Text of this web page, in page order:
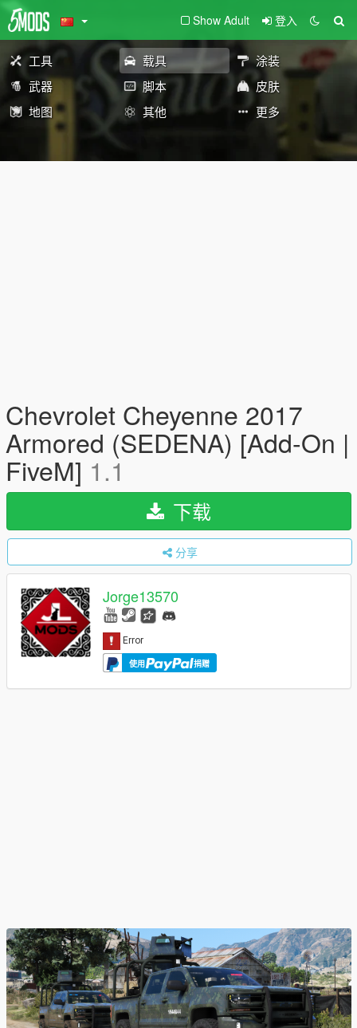
Show Adult 登入
工具 载具
涂装
武器
脚本
皮肤
地图
其他 更多
Chevrolet Cheyenne 2017
Armored (SEDENA) [Add-On |
FiveM] 1.1
下载
分享
Jorge13570
使用 捐赠